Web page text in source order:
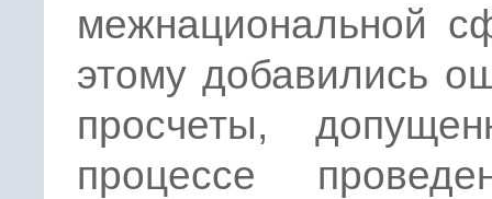
межнациональной
этому добавились
просчеты,
процессе